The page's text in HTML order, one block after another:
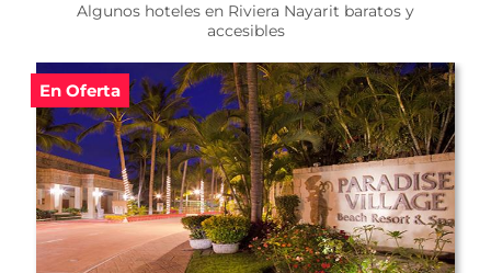
Algunos hoteles en Riviera Nayarit baratos y
accesibles
En Oferta